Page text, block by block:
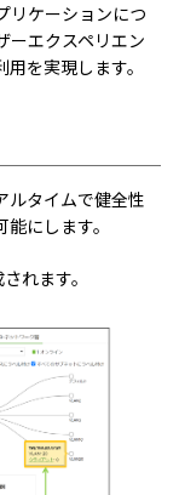
リケーションにつ
ーエクスペリエン
を実現します。
ルタイムで健全性
にします。
れます。